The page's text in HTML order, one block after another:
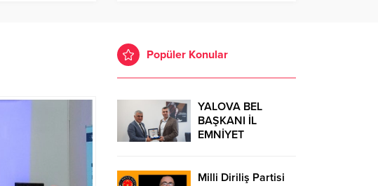
Popüler Konular
YALOVA BEL
BAŞKANI İL
EMNİYET
Milli Diriliş Partisi